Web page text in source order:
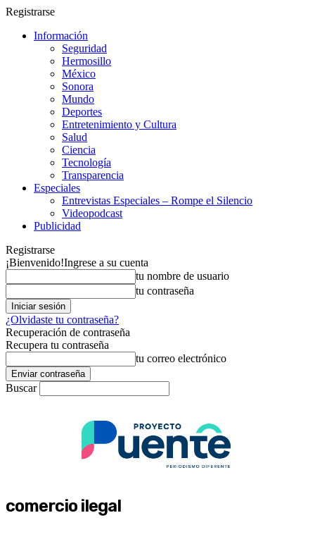
Registrarse
Información
Seguridad
Hermosillo
México
Sonora
Mundo
Deportes
Entretenimiento y Cultura
Salud
Ciencia
Tecnología
Transparencia
Especiales
Entrevistas Especiales – Rompe el Silencio
Videopodcast
Publicidad
Registrarse
¡Bienvenido!Ingrese a su cuenta
tu nombre de usuario
tu contraseña
¿Olvidaste tu contraseña?
Recuperación de contraseña
Recupera tu contraseña
tu correo electrónico
Buscar
comercio ilegal